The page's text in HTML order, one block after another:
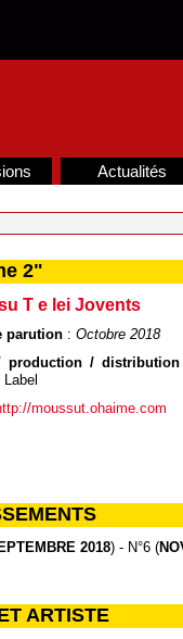
Actualités
2"
T e lei Jovents
parution: Octobre 2018
production / distribution
Label
moussut.ohaime.com
2018) - N°6 (
ARTISTE